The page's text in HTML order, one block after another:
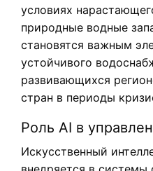
условиях
природные водные
становятся важным
устойчивого
развивающихся
стран в периоды
Роль AI в
Искусственный